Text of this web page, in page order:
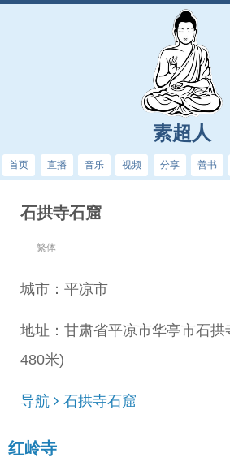
素超人
首页 直播 音乐 视频 分享 善书
石拱寺石窟
繁体
城市：平凉市
地址：甘肃省平凉市华亭市石
480米)
导航 石拱寺石窟
红岭寺